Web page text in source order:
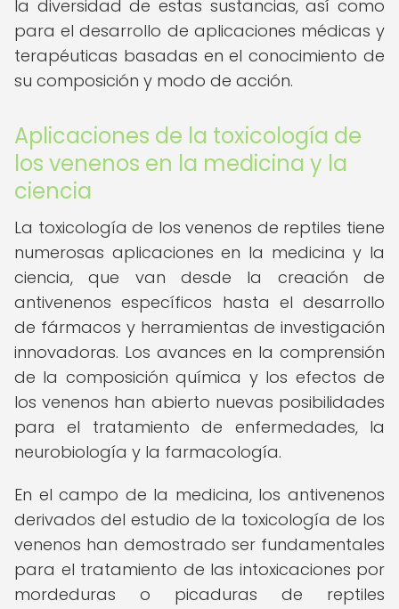
la diversidad de estas sustancias, así como
para el desarrollo de aplicaciones médicas y
terapéuticas basadas en el conocimiento de
su composición y modo de acción.
Aplicaciones de la toxicología de
los venenos en la medicina y la
ciencia
La toxicología de los venenos de reptiles tiene
numerosas aplicaciones en la medicina y la
ciencia, que van desde la creación de
antivenenos específicos hasta el desarrollo
de fármacos y herramientas de investigación
innovadoras. Los avances en la comprensión
de la composición química y los efectos de
los venenos han abierto nuevas posibilidades
para el tratamiento de enfermedades, la
neurobiología y la farmacología.
En el campo de la medicina, los antivenenos
derivados del estudio de la toxicología de los
venenos han demostrado ser fundamentales
para el tratamiento de las intoxicaciones por
mordeduras o picaduras de reptiles